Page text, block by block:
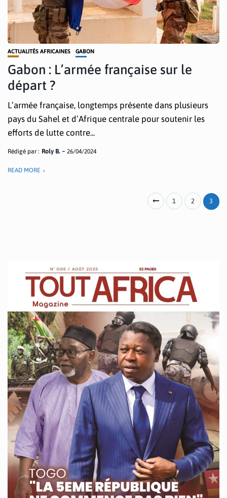
ACTUALITÉS AFRICAINES GABON
Gabon : L’armée française sur le
départ ?
L’armée française, longtemps présente dans plusieurs
pays du Sahel et d’Afrique centrale pour soutenir les
efforts de lutte contre...
Rédigé par : Roly B. 26/04/2024
READ MORE
1 2 3